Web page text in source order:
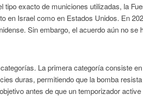
tipo exacto de municiones utilizadas, la
en Israel como en Estados Unidos. En
Sin embargo, el acuerdo aún no
La primera categoría consiste
duras, permitiendo que la bomba
antes de que un temporizador